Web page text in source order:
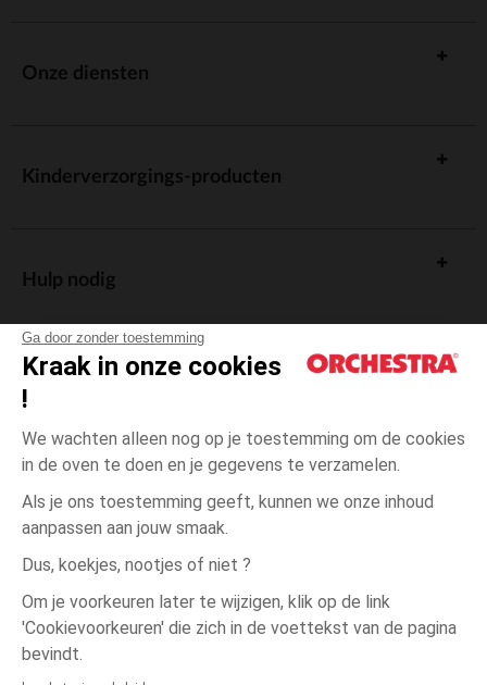
Ga door zonder toestemming
Kraak in onze cookies
!
We wachten alleen nog op je toestemming om de cookies
in de oven te doen en je gegevens te verzamelen.
Als je ons toestemming geeft, kunnen we onze inhoud
aanpassen aan jouw smaak.
Dus, koekjes, nootjes of niet ?
Om je voorkeuren later te wijzigen, klik op de link
'Cookievoorkeuren' die zich in de voettekst van de pagina
bevindt.
Ecru Ecru
3
Onze diensten
Kinderverzorgings-producten
Hulp nodig
Algemene verkoopsvoorwaarden
Wettelijke bepalingen
Persoonsgegevens